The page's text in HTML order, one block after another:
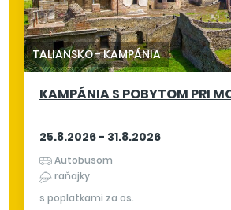
TALIANSKO-KAMPÁNIA
KAMPÁNIA S POBYTOM PRI
25.8.2026 - 31.8.2026
Autobusom
raňajky
s poplatkami za os.